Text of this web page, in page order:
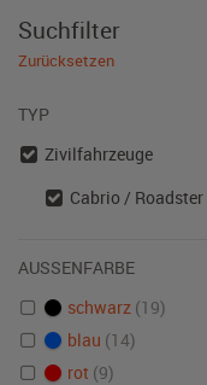
Suchfilter
Zurücksetzen
TYP
Zivilfahrzeuge
Cabrio / Roadster
AUSSENFARBE
schwarz (19)
blau (14)
rot (9)